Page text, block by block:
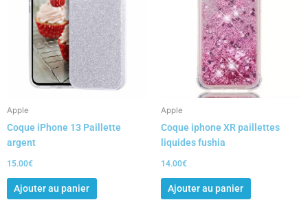
Apple
Coque iPhone 13 Paillette
argent
15.00€
Ajouter au panier
Apple
Coque iphone XR paillettes
liquides fushia
14.00€
Ajouter au panier